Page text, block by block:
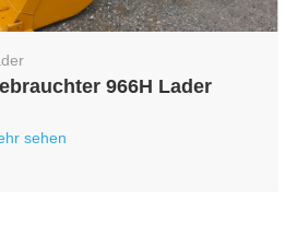
966H Lader
sehen